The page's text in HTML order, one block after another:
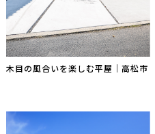
木目の風合いを楽しむ平屋｜高松市